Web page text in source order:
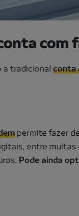
com
a tradicional conta
permite fazer
entre
Pode ainda